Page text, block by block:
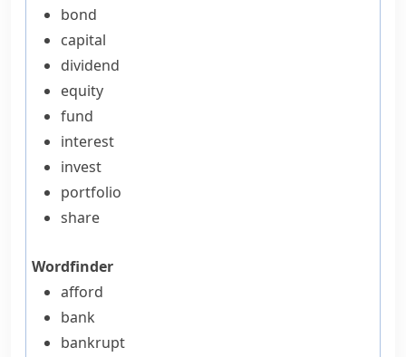
bond
capital
dividend
equity
fund
interest
invest
portfolio
share
Wordfinder
afford
bank
bankrupt